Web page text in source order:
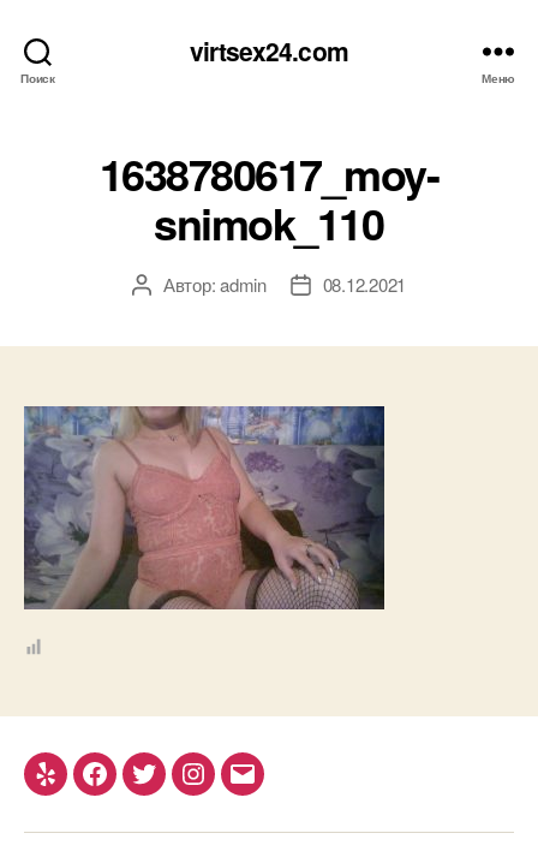
Поиск
virtsex24.com
Меню
1638780617_moy-
snimok_110
АвторАвтор:admin
Дата08.12.2021
Yelp Facebook
TwitterInstagram
Email